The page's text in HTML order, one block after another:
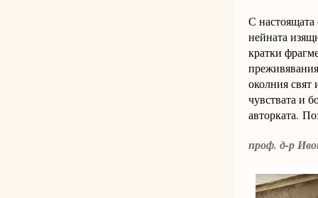
С
нейната
кратки
околния свят
чувствата и
авторката.
проф. д-р